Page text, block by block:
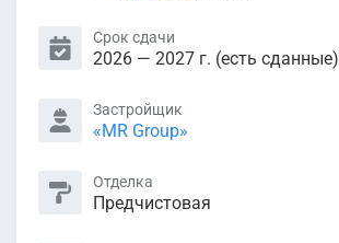
Срок сдачи
2026 — 2027 г. (есть сданные)
Застройщик
«MR Group»
Отделка
Предчистовая